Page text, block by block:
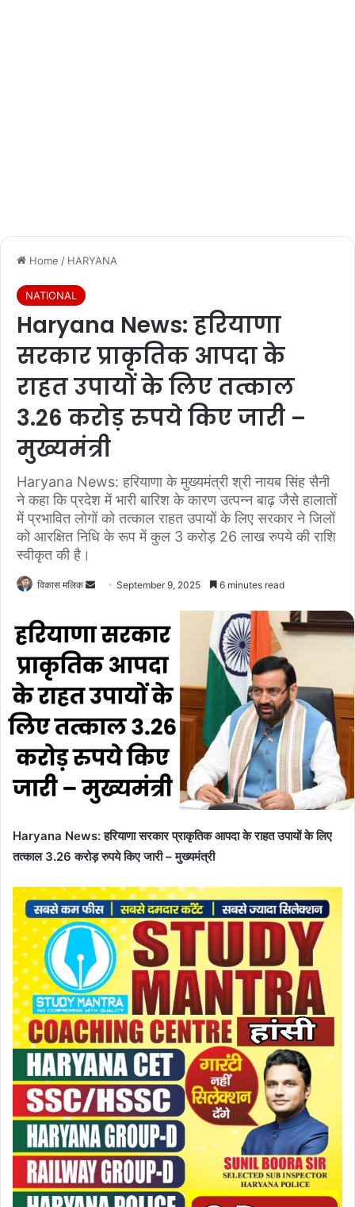
Home / HARYANA
NATIONAL
Haryana News: हरियाणा
सरकार प्राकृतिक आपदा के
राहत उपायों के लिए तत्काल
3.26 करोड़ रुपये किए जारी –
मुख्यमंत्री
Haryana News: हरियाणा के मुख्यमंत्री श्री नायब सिंह सैनी
ने कहा कि प्रदेश में भारी बारिश के कारण उत्पन्न बाढ़ जैसे हालातों
में प्रभावित लोगों को तत्काल राहत उपायों के लिए सरकार ने जिलों
को आरक्षित निधि के रूप में कुल 3 करोड़ 26 लाख रुपये की राशि
स्वीकृत की है।
विकास मलिक
a
e
m
i
September 9, 2025 6 minutes read
Haryana News: हरियाणा सरकार प्राकृतिक आपदा के राहत उपायों के लिए
तत्काल 3.26 करोड़ रुपये किए जारी – मुख्यमंत्री